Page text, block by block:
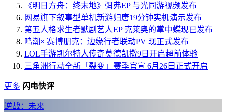
《明日方舟：终末地》弭弗EP 与光同游视频发布
网易旗下叙事型单机新游归唐19分钟实机演示发布
第五人格求生者默剧艺人EP 克莱奥的掌中蝶现已发布
鸣潮× 赛博朋克：边缘行者联动PV 现正式发布
LOL手游凯尔特人传奇莫德凯撒9日开启超前体验
三角洲行动全新「裂变」赛季官宣 6月26日正式开启
更多 闪电快评
逆战：未来